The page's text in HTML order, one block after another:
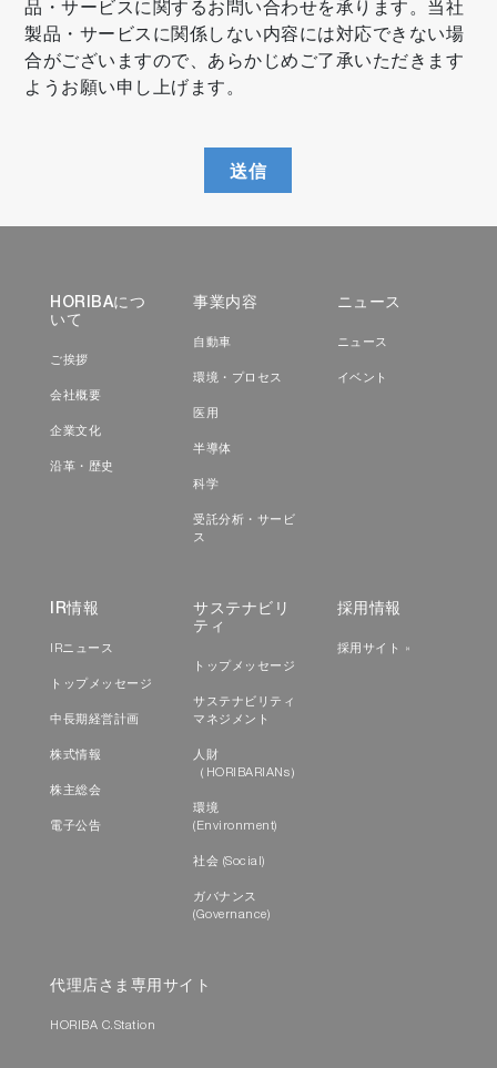
品・サービスに関するお問い合わせを承ります。当社
製品・サービスに関係しない内容には対応できない場
合がございますので、あらかじめご了承いただきます
ようお願い申し上げます。
送信
HORIBAにつ
いて
ご挨拶
会社概要
企業文化
沿革・歴史
事業内容
自動車
環境・プロセス
医用
半導体
科学
受託分析・サービ
ス
ニュース
ニュース
イベント
IR情報
IRニュース
トップメッセージ
中長期経営計画
株式情報
株主総会
電子公告
サステナビリ
ティ
トップメッセージ
サステナビリティ
マネジメント
人財
（HORIBARIANs）
環境
(Environment)
社会 (Social)
ガバナンス
(Governance)
採用情報
採用サイト »
代理店さま専用サイト
HORIBA C.Station